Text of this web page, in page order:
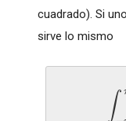
cuadrado). Si
sirve lo mismo
∫